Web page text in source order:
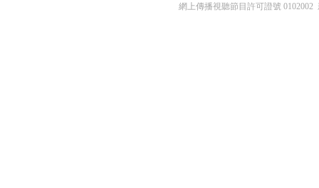
網上傳播視聽節目許可證號 0102002